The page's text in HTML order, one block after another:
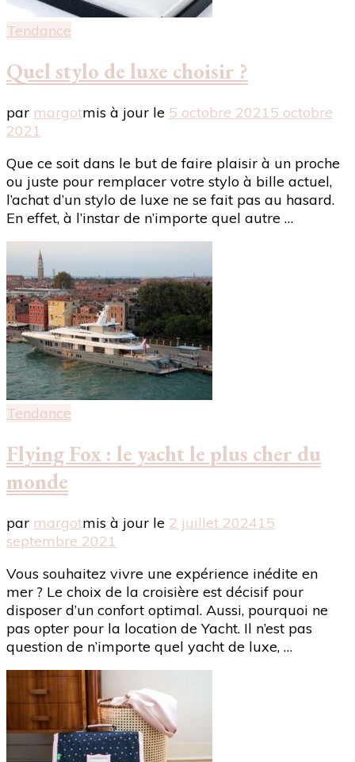
Tendance
Quel stylo de luxe choisir ?
par margotmis à jour le 5 octobre 20215 octobre
2021
Que ce soit dans le but de faire plaisir à un proche
ou juste pour remplacer votre stylo à bille actuel,
l’achat d’un stylo de luxe ne se fait pas au hasard.
En effet, à l’instar de n’importe quel autre …
Tendance
Flying Fox : le yacht le plus cher du
monde
par margotmis à jour le 2 juillet 202415
septembre 2021
Vous souhaitez vivre une expérience inédite en
mer ? Le choix de la croisière est décisif pour
disposer d’un confort optimal. Aussi, pourquoi ne
pas opter pour la location de Yacht. Il n’est pas
question de n’importe quel yacht de luxe, …